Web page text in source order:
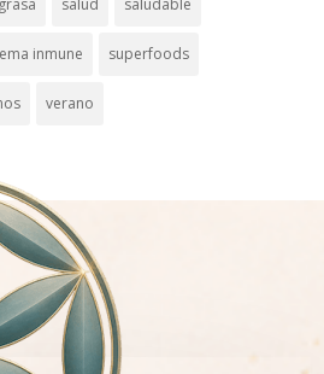
inmune superfoods
verano